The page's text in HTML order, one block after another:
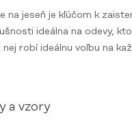
jeseň je kľúčom k
ideálna na odevy,
robí ideálnu voľbu na
a vzory